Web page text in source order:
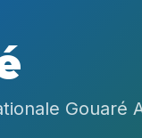
Gouaré